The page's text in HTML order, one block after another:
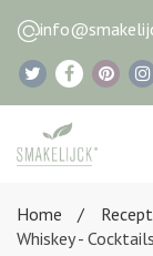
Home
Whiskey -